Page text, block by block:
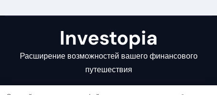
Investopia
Расширение возможностей вашего финансового
путешествия